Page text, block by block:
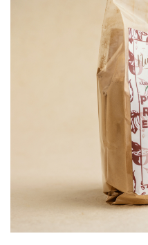
BĂUTURI / LAPTE VEGETAL
CREME ȘI PASTE TARTINABILE
CIOCOLATĂ ȘI CACAO